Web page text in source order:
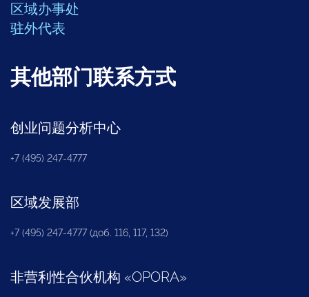
区域办事处
驻外代表
其他部门联系方式
创业问题分析中心
+7 (495) 247-4777
区域发展部
+7 (495) 247-4777 (доб. 116, 117, 132)
非营利性合伙机构 «OPORA»